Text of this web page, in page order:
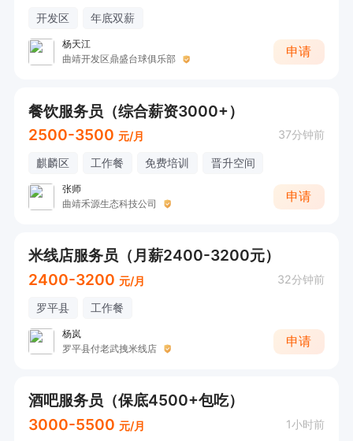
开发区 年底双薪
杨天江
曲靖开发区鼎盛台球俱乐部
申请
餐饮服务员（综合薪资3000+）
2500-3500 元/月 37分钟前
麒麟区 工作餐 免费培训 晋升空间
张师
曲靖禾源生态科技公司
申请
米线店服务员（月薪2400-3200元）
2400-3200 元/月 32分钟前
罗平县 工作餐
杨岚
罗平县付老武拽米线店
申请
酒吧服务员（保底4500+包吃）
3000-5500 元/月 1小时前